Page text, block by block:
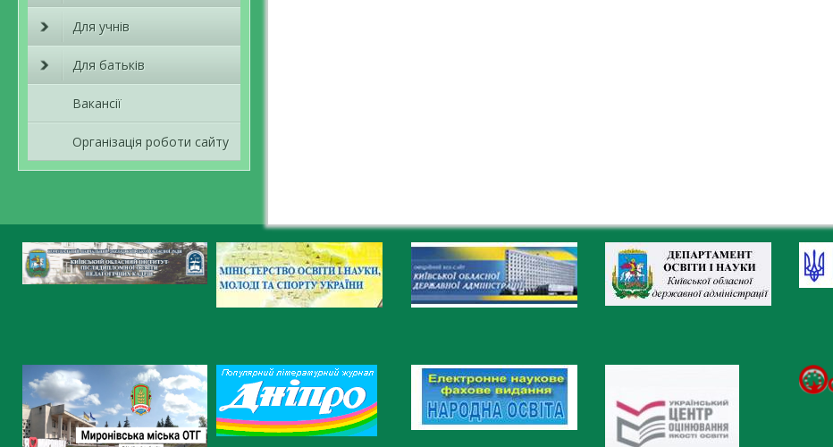
Для учнів
Для батьків
Вакансії
Організація роботи сайту